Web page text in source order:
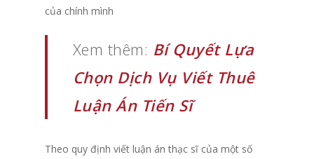
của chính mình
Xem thêm: Bí Quyết Lựa
Chọn Dịch Vụ Viết Thuê
Luận Án Tiến Sĩ
Theo quy định viết luận án thạc sĩ của một số